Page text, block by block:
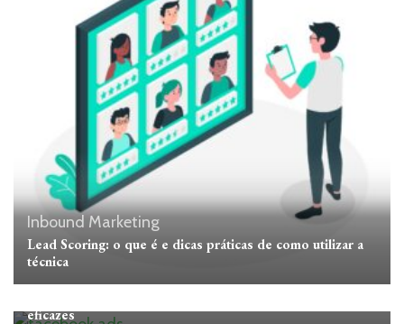
Inbound Marketing
Lead Scoring: o que é e dicas práticas de como utilizar a
técnica
eficazes